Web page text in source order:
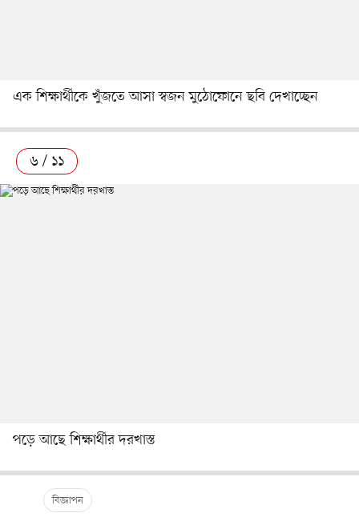
এক শিক্ষার্থীকে খুঁজতে আসা স্বজন মুঠোফোনে ছবি দেখাচ্ছেন
৬ / ১১
পড়ে আছে শিক্ষার্থীর দরখাস্ত